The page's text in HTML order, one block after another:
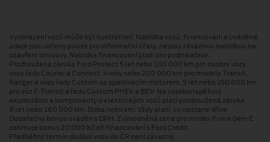
Vyobrazení vozů může být ilustrativní. Nabídka vozů, financování a uváděné
údaje jsou určeny pouze pro informační účely, nejsou závaznou nabídkou na
uzavření smlouvy. Nabídka financování platí pro podnikatele.
Prodloužená záruka Ford Protect 5 let nebo 100 000 km pro osobní vozy,
vozy řady Courier a Connect, 4 roky nebo 200 000 km pro modely Transit,
Ranger a vozy řady Custom se spalovacím motorem, 5 let nebo 150 000 km
pro vůz E-Transit a řadu Custom PHEV a BEV. Na vysokonapěťový
akumulátor a komponenty u elektrických vozů platí prodloužená záruka
8 let nebo 160 000 km. Doba nebo km: Vždy platí, co nastane dříve.
Dodatečný bonus uváděn s DPH. Zvýhodněná cena pro model Puma Gen⁠-⁠E
zahrnuje bonus 20 000 Kč při financování s Ford Credit.
Předběžný termín dodání vozu do ČR není závazný.